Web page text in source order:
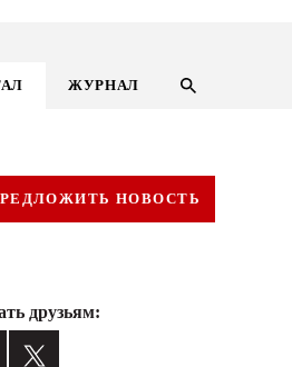
ЖУРНАЛ
НОВОСТЬ
друзьям: